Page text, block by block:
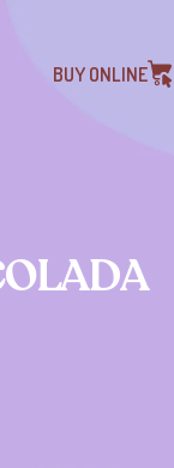
BUY ONLINE